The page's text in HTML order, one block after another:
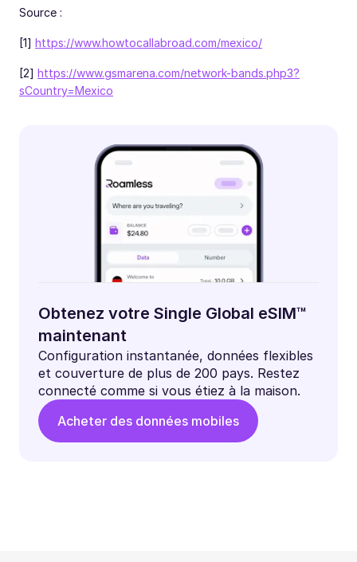
Source :
[1] https://www.howtocallabroad.com/mexico/
[2] https://www.gsmarena.com/network-bands.php3?
sCountry=Mexico
Obtenez votre Single Global eSIM™
maintenant
Configuration instantanée, données flexibles
et couverture de plus de 200 pays. Restez
connecté comme si vous étiez à la maison.
Acheter des données mobiles